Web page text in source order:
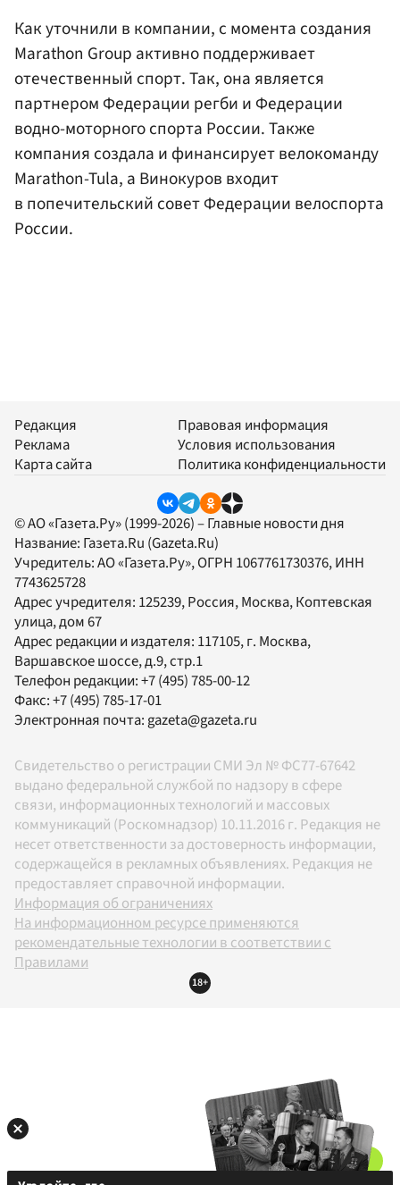
Как уточнили в компании, с момента создания
Marathon Group активно поддерживает
отечественный спорт. Так, она является
партнером Федерации регби и Федерации
водно-моторного спорта России. Также
компания создала и финансирует велокоманду
Marathon-Tula, а Винокуров входит
в попечительский совет Федерации велоспорта
России.
Редакция
Реклама
Карта сайта
Правовая информация
Условия использования
Политика конфиденциальности
© АО «Газета.Ру» (1999-2026) – Главные новости дня
Название: Газета.Ru (Gazeta.Ru)
Учредитель:АО «Газета.Ру», ОГРН 1067761730376, ИНН
7743625728
Адрес учредителя: 125239, Россия, Москва, Коптевская
улица, дом 67
Адрес редакции и издателя: 117105, г. Москва,
Варшавское шоссе, д.9, стр.1
Телефон редакции:+7 (495) 785-00-12
Факс:+7 (495) 785-17-01
Электронная почта:gazeta@gazeta.ru
Свидетельство о регистрации СМИ Эл № ФС77-67642
выдано федеральной службой по надзору в сфере
связи, информационных технологий и массовых
коммуникаций (Роскомнадзор) 10.11.2016 г. Редакция не
несет ответственности за достоверность информации,
содержащейся в рекламных объявлениях. Редакция не
предоставляет справочной информации.
Информация об ограничениях
На информационном ресурсе применяются
рекомендательные технологии в соответствии с
Правилами
18+